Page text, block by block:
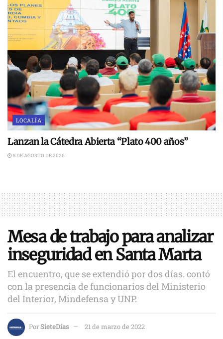
LOCALÍA
Lanzan la Cátedra Abierta “Plato 400 años”
5 DE AGOSTO DE 2026
Mesa de trabajo para analizar
inseguridad en Santa Marta
El encuentro, que se extendió por dos días. contó
con la presencia de funcionarios del Ministerio
del Interior, Mindefensa y UNP.
PorSieteDías 21 de marzo de 2022